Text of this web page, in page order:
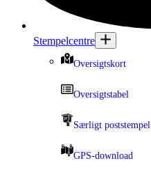
Stempelcentre
Oversigtskort
Oversigtstabel
Særligt poststempel
GPS-download